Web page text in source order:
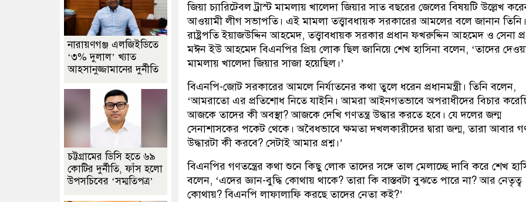
জিয়া চ্যারিটেবল ট্রাস্ট মামলায় খালেদা জিয়ার সাত বছরের জেলের বিষয়টি উল্লেখ
আওয়ামী লীগ সভাপতি। এই মামলা তত্ত্বাবধায়ক সরকারের আমলের বলে জানান তিনি।
রাষ্ট্রপতি ইয়াজউদ্দিন আহমেদ, তত্ত্বাবধায়ক সরকার প্রধান ফখরুদ্দিন আহমেদ ও সেনা
মঈন ইউ আহমেদ বিএনপির প্রিয় লোক ছিল জানিয়ে শেখ হাসিনা বলেন, ‘তাদের
মামলায় খালেদা জিয়ার সাজা হয়েছিল।’
বিএনপি-জোট সরকারের আমলে নির্যাতনের কথা তুলে ধরেন প্রধানমন্ত্রী। তিনি বলেন,
‘আমরাতো এর প্রতিশোধ নিতে যাইনি। আমরা আইনগতভাবে অপরাধীদের বিচার
আজকে তাদের কী অবস্থা? আজকে দেখি গণতন্ত্র উদ্ধার করতে হবে। যে দলের জন্ম
সেনাশাসকের পকেট থেকে। অবৈধভাবে ক্ষমতা দখলকারীদের দ্বারা জন্ম, তারা আবার
উদ্ধারটা কী করবে? সেটাই আমার প্রশ্ন।’
বিএনপির গণতন্ত্রের কথা শুনে কিছু লোক তাদের সঙ্গে তাল মেলাচ্ছে দাবি করে শেখ
বলেন, ‘এদের জ্ঞান-বুদ্ধি কোথায় থাকে? তারা কি বাস্তবটা বুঝতে পারে না? আর নেতৃত্ব
কোথায়? বিএনপি লাফালাফি করছে তাদের নেতা কই?’
নারায়ণগঞ্জ এলজিইডিতে
‘৩% দুলাল’ খ্যাত
আহসানুজ্জামানের দুর্নীতি
চট্টগ্রামের ডিসি হতে ৬৯
কোটির দুর্নীতি, ফাঁস হলো
উপসচিবের ‘সম্মতিপত্র’